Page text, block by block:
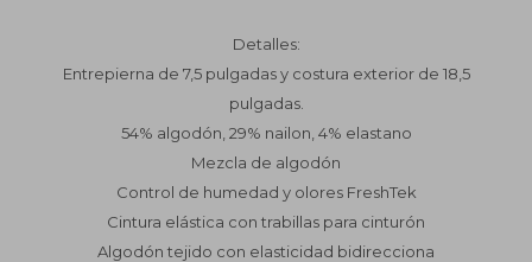
Detalles:
Entrepierna de 7,5 pulgadas y costura exterior de 18,5
pulgadas.
54% algodón, 29% nailon, 4% elastano
Mezcla de algodón
Control de humedad y olores FreshTek
Cintura elástica con trabillas para cinturón
Algodón tejido con elasticidad bidirecciona